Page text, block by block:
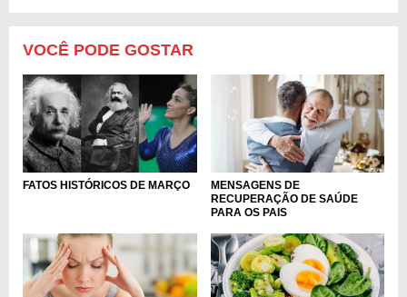
VOCÊ PODE GOSTAR
FATOS HISTÓRICOS DE MARÇO
MENSAGENS DE
RECUPERAÇÃO DE SAÚDE
PARA OS PAIS